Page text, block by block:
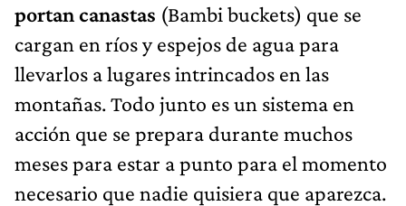
portan canastas (Bambi buckets) que se
cargan en ríos y espejos de agua para
llevarlos a lugares intrincados en las
montañas. Todo junto es un sistema en
acción que se prepara durante muchos
meses para estar a punto para el momento
necesario que nadie quisiera que aparezca.